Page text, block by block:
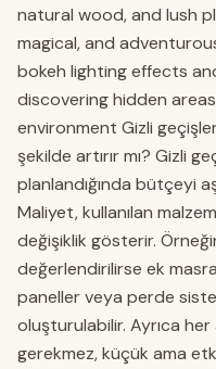
natural wood, and lush
magical, and
bokeh lighting effects
discovering hidden
environment Gizli
şekilde artırır mı? Gizli
planlandığında bütçeyi
Maliyet, kullanılan
değişiklik gösterir.
değerlendirilirse ek
paneller veya perde
oluşturulabilir. Ayrıca her
gerekmez, küçük ama